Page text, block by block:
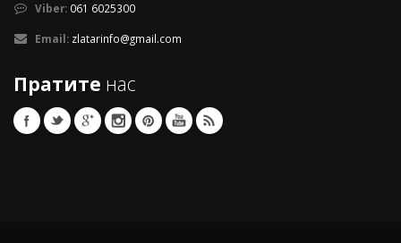
Viber: 061 6025300
Email: zlatarinfo@gmail.com
Пратите нас